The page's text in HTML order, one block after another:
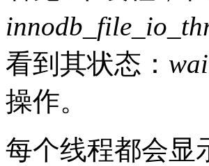
看到其状态：
操作。
每个线程都会显